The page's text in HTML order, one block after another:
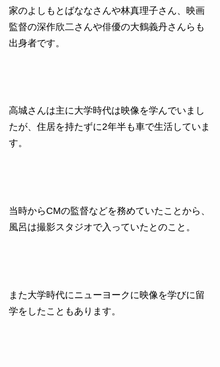
家のよしもとばななさんや林真理子さん、映画
監督の深作欣二さんや俳優の大鶴義丹さんらも
出身者です。
高城さんは主に大学時代は映像を学んでいまし
たが、住居を持たずに2年半も車で生活していま
す。
当時からCMの監督などを務めていたことから、
風呂は撮影スタジオで入っていたとのこと。
また大学時代にニューヨークに映像を学びに留
学をしたこともあります。